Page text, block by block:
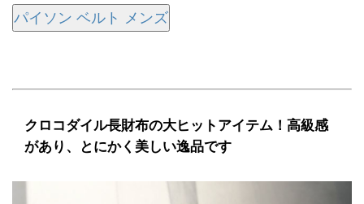
パイソン ベルト メンズ
クロコダイル長財布の大ヒットアイテム！高級感
があり、とにかく美しい逸品です